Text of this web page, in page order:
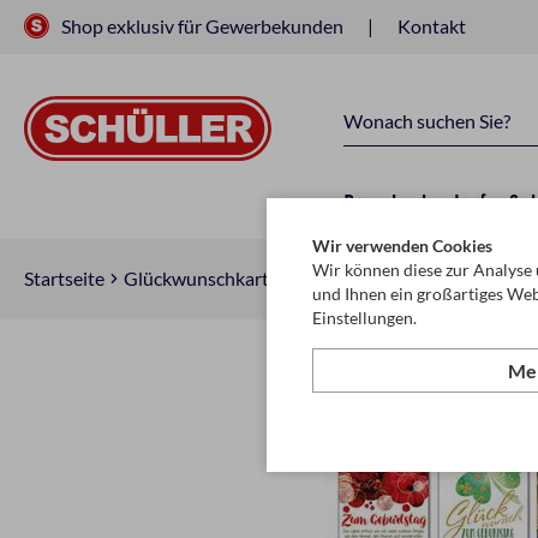
Shop exklusiv für Gewerbekunden Kontakt
Raucherbedarf
Startseite Glückwunschkarten & Papeterie Karten,
Wir verwenden Cookies
Wir können diese zur
und Ihnen ein großartiges
Einstellungen.